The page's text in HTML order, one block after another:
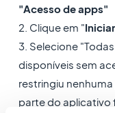
"Acesso de apps"
2. Clique em "Iniciar
3. Selecione
disponíveis sem
restringiu
parte do aplicativo